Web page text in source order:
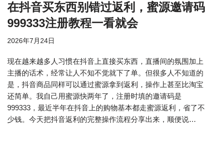
在抖音买东西别错过返利，蜜源邀请码
999333注册教程一看就会
2026年7月24日
现在越来越多人习惯在抖音上直接买东西，直播间的氛围加上
主播的话术，经常让人不知不觉就下了单。但很多人不知道的
是，抖音商品同样可以通过蜜源拿到返利，操作上甚至比淘宝
还简单。我自己用蜜源快两年了，注册时填的邀请码是
999333，最近半年在抖音上的购物基本都走蜜源返利，省了不
少钱。今天把抖音返利的完整操作流程分享出来，顺便说…